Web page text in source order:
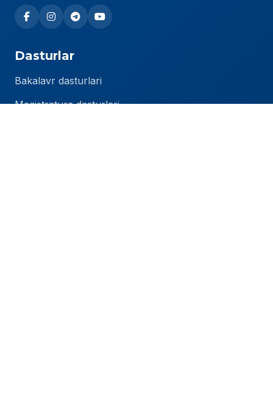
Dasturlar
Bakalavr dasturlari
Magistratura dasturlari